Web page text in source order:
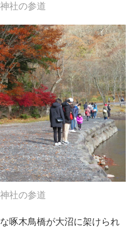
社の参道
社の参道
啄木鳥橋が大沼に架けられ